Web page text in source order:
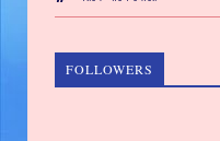
FOLLOWERS